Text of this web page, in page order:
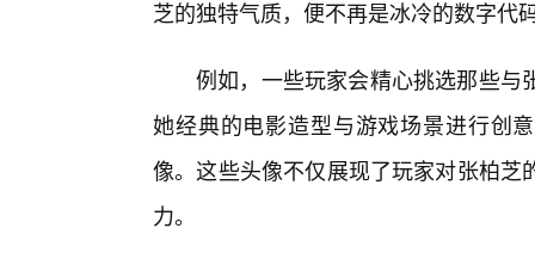
芝的独特气质，便不再是冰冷的数字代
例如，一些玩家会精心挑选那些与
她经典的电影造型与游戏场景进行创
像。这些头像不仅展现了玩家对张柏
力。